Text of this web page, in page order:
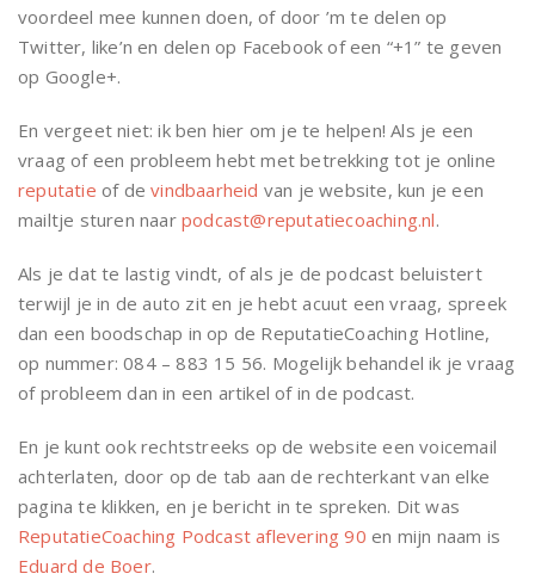
voordeel mee kunnen doen, of door ’m te delen op
Twitter, like’n en delen op Facebook of een “+1” te geven
op Google+.
En vergeet niet: ik ben hier om je te helpen! Als je een
vraag of een probleem hebt met betrekking tot je online
reputatie of devindbaarheid van je website, kun je een
mailtje sturen naar podcast@reputatiecoaching.nl.
Als je dat te lastig vindt, of als je de podcast beluistert
terwijl je in de auto zit en je hebt acuut een vraag, spreek
dan een boodschap in op de ReputatieCoaching Hotline,
op nummer: 084 – 883 15 56. Mogelijk behandel ik je vraag
of probleem dan in een artikel of in de podcast.
En je kunt ook rechtstreeks op de website een voicemail
achterlaten, door op de tab aan de rechterkant van elke
pagina te klikken, en je bericht in te spreken. Dit was
ReputatieCoaching Podcast aflevering 90 en mijn naam is
Eduard de Boer.